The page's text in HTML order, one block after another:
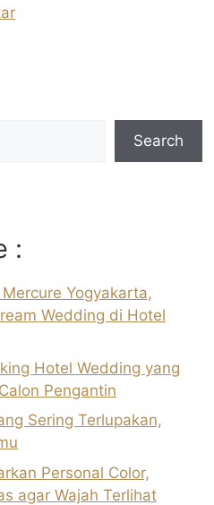
Search
:
Yogyakarta,
Wedding di Hotel
Hotel Wedding yang
Pengantin
Sering Terlupakan,
Personal Color,
agar Wajah Terlihat